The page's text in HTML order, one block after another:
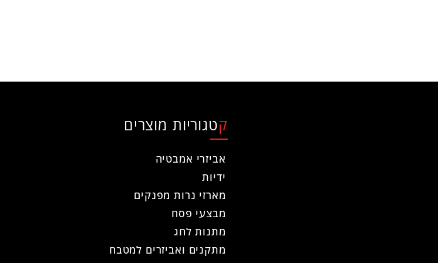
קטגוריות מוצרים
אביזרי אמבטיה
ידיות
מארזי נרות מפנקים
מבצעי פסח
מתנות לחג
מתקנים ואביזרים למטבח